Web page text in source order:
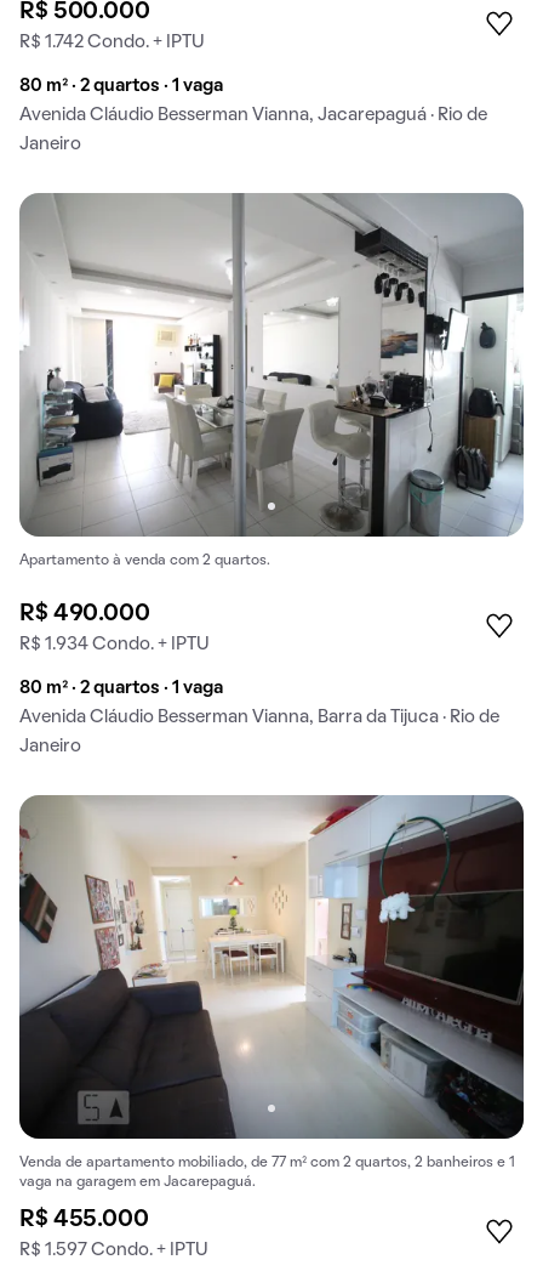
R$ 500.000
R$ 1.742 Condo. + IPTU
80 m² · 2 quartos · 1 vaga
Avenida Cláudio Besserman Vianna, Jacarepaguá · Rio de
Janeiro
Apartamento à venda com 2 quartos.
R$ 490.000
R$ 1.934 Condo. + IPTU
80 m² · 2 quartos · 1 vaga
Avenida Cláudio Besserman Vianna, Barra da Tijuca · Rio de
Janeiro
Venda de apartamento mobiliado, de 77 m² com 2 quartos, 2 banheiros e 1
vaga na garagem em Jacarepaguá.
R$ 455.000
R$ 1.597 Condo. + IPTU